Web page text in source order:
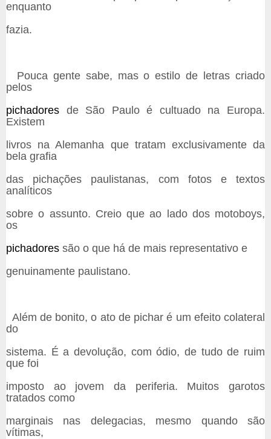
enquanto
fazia.
Pouca gente sabe, mas o estilo de letras criado
pelos
pichadores de São Paulo é cultuado na Europa.
Existem
livros na Alemanha que tratam exclusivamente da
bela grafia
das pichações paulistanas, com fotos e textos
analíticos
sobre o assunto. Creio que ao lado dos motoboys,
os
pichadores são o que há de mais representativo e
genuinamente paulistano.
Além de bonito, o ato de pichar é um efeito colateral
do
sistema. É a devolução, com ódio, de tudo de ruim
que foi
imposto ao jovem da periferia. Muitos garotos
tratados como
marginais nas delegacias, mesmo quando são
vítimas,